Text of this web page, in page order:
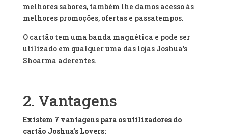
melhores sabores, também lhe damos acesso às
melhores promoções, ofertas e passatempos.
O cartão tem uma banda magnética e pode ser
utilizado em qualquer uma das lojas Joshua’s
Shoarma aderentes.
2. Vantagens
Existem 7 vantagens para os utilizadores do
cartão Joshua’s Lovers: